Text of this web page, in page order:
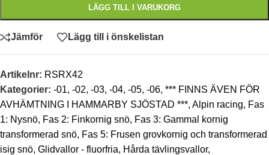
LÄGG TILL I VARUKORG
Jämför Lägg till i önskelistan
Artikelnr: RSRX42
Kategorier: -01, -02, -03, -04, -05, -06, *** FINNS ÄVEN FÖR
AVHÄMTNING I HAMMARBY SJÖSTAD ***, Alpin racing, Fas
1: Nysnö, Fas 2: Finkornig snö, Fas 3: Gammal kornig
transformerad snö, Fas 5: Frusen grovkornig och transformerad
isig snö, Glidvallor - fluorfria, Hårda tävlingsvallor,